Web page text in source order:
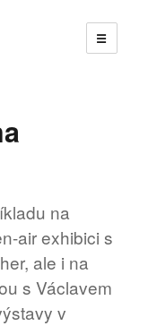
☰
na
air exhibici s
ale i na
s Václavem
v